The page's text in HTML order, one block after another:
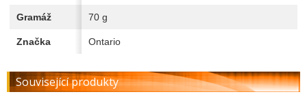
Gramáž 70 g
Značka Ontario
Související produkty